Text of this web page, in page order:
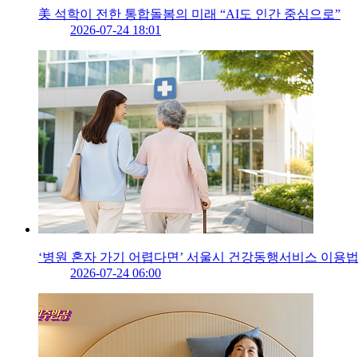
美 석학이 전한 통합돌봄의 미래 “AI도 인간 중심으로”
2026-07-24 18:01
‘병원 혼자 가기 어렵다면’ 서울시 건강동행서비스 이용법
2026-07-24 06:00